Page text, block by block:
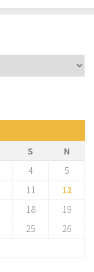
S
N
4
5
11
12
18
19
25
26